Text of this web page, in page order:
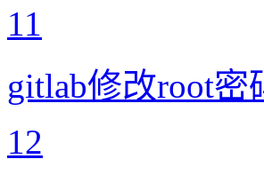
11
gitlab修改root密
12